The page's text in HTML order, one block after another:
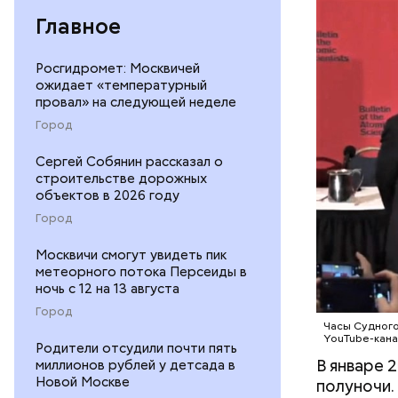
Главное
Росгидромет: Москвичей
ожидает «температурный
провал» на следующей неделе
Город
Сергей Собянин рассказал о
строительстве дорожных
объектов в 2026 году
Город
Москвичи смогут увидеть пик
метеорного потока Персеиды в
ночь с 12 на 13 августа
Город
Родители отсудили почти пять
миллионов рублей у детсада в
Новой Москве
Часы
YouTube-
В январе
Часы
— был
не раз
году
самое
часов
Где
есть